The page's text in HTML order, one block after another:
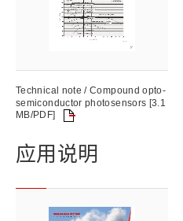
Technical note / Compound opto-
semiconductor photosensors [3.1
MB/PDF]
应用说明